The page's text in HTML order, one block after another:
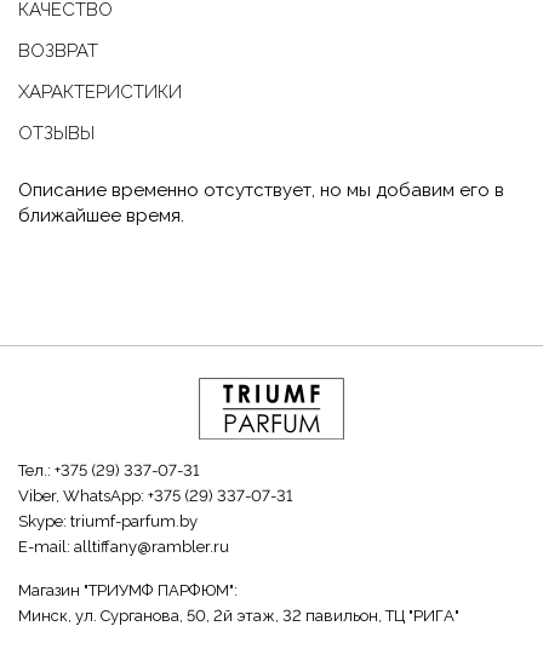
КАЧЕСТВО
ВОЗВРАТ
ХАРАКТЕРИСТИКИ
ОТЗЫВЫ
Описание временно отсутствует, но мы добавим его в
ближайшее время.
Тел.: +375 (29) 337-07-31
Viber, WhatsApp: +375 (29) 337-07-31
Skype: triumf-parfum.by
E-mail: alltiffany@rambler.ru
Магазин "ТРИУМФ ПАРФЮМ":
Минск, ул. Сурганова, 50, 2й этаж, 32 павильон, ТЦ "РИГА"